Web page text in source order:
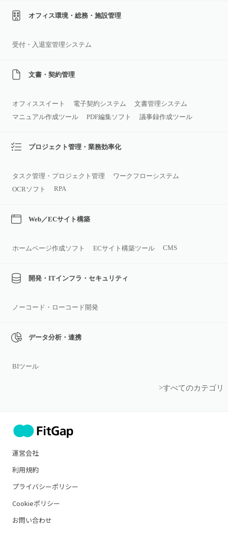
オフィス環境・総務・施設管理
受付・入退室管理システム
文書・契約管理
オフィススイート 電子契約システム
文書管理システム
マニュアル作成ツール
PDF編集ソフト 議事録作成ツール
プロジェクト管理・業務効率化
タスク管理・プロジェクト管理
ワークフローシステム
OCRソフト
RPA
Web／ECサイト構築
ホームページ作成ソフト ECサイト構築ツール CMS
開発・ITインフラ・セキュリティ
ノーコード・ローコード開発
データ分析・連携
BIツール
>すべてのカテゴリ
運営会社
利用規約
プライバシーポリシー
Cookieポリシー
お問い合わせ